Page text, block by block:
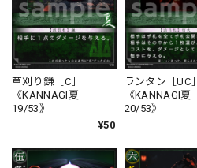
草刈り鎌［C］
《KANNAGI夏
19/53》
¥50
ランタン［UC］
《KANNAGI夏
20/53》